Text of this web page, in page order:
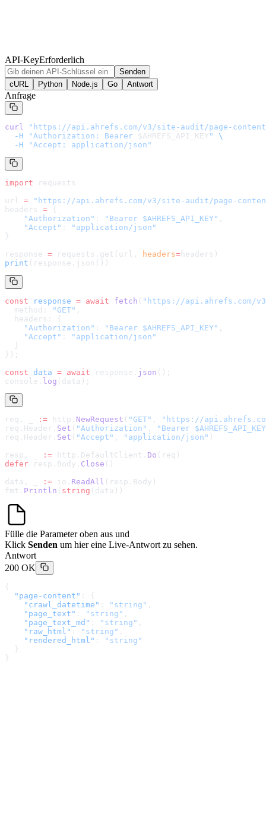
API-KeyErforderlich
Senden
cURL
Python Node.js Go Antwort
Anfrage
curl " https://api.ahrefs.com/v3/site-audit/page-content
  -H
"Authorization: Bearer $AHREFS_API_KEY "
\
  -H
"Accept: application/json"
import requests
url = " https://api.ahrefs.com/v3/site-audit/page-
headers = {
    "Authorization"
: "Bearer $AHREFS_API_KEY" ,
    "Accept"
:
"application/json"
}
response = requests.get(url, headers= headers )
print (response.json())
const response = await fetch ( " https://api.ahrefs.com/
  method:
"GET" ,
  headers: {
    "Authorization"
: "Bearer $AHREFS_API_KEY" ,
    "Accept"
:
"application/json"
  }
});
const data = await response. json ();
console. log (data);
req, _ := http. NewRequest ( "GET" , " https://
req.Header. Set ( "Authorization" ,
"Bearer
req.Header. Set ( "Accept" , "application/json" )
resp, _
:= http.DefaultClient. Do (req)
defer resp.Body. Close ()
data, _
:= io. ReadAll (resp.Body)
fmt. Println ( string (data))
Fülle die Parameter oben aus und
Klick Senden um hier eine Live-Antwort zu sehen.
Antwort
200 OK
{
  "page-content"
: {
    "crawl_datetime"
: "string" ,
    "page_text"
: "string" ,
    "page_text_md"
: "string" ,
    "raw_html"
: "string" ,
    "rendered_html"
:
"string"
  }
}